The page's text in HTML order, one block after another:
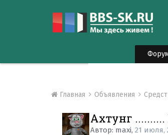
Главная Объявления
Ахтунг
Автор: maxi,21 июля,